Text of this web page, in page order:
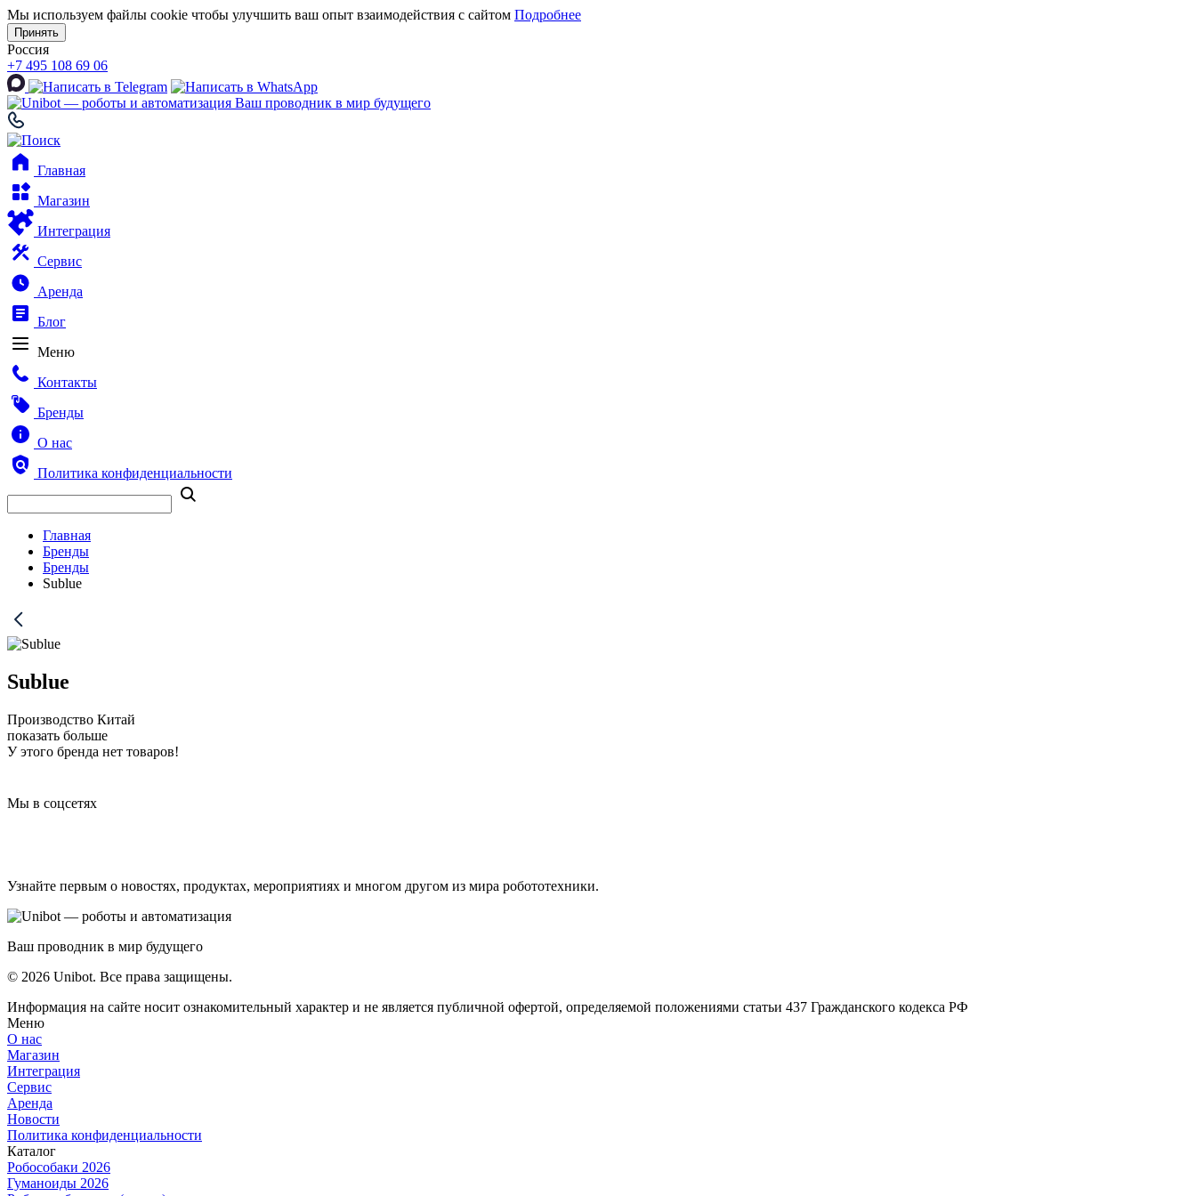
Мы используем файлы cookie чтобы улучшить ваш опыт взаимодействия с сайтом Подробнее
Принять
Россия
+7 495 108 69 06
Ваш проводник в мир будущего
Главная
Магазин
Интеграция
Сервис
Аренда
Блог
Меню
Контакты
Бренды
О нас
Политика конфиденциальности
Главная
Бренды
Бренды
Sublue
Sublue
Производство Китай
показать больше
У этого бренда нет товаров!
Мы в соцсетях
Узнайте первым о новостях, продуктах, мероприятиях и многом другом из мира робототехники.
Ваш проводник в мир будущего
© 2026 Unibot. Все права защищены.
Информация на сайте носит ознакомительный характер и не является публичной офертой, определяемой положениями статьи 437 Гражданского кодекса РФ
Меню
О нас
Магазин
Интеграция
Сервис
Аренда
Новости
Политика конфиденциальности
Каталог
Робособаки 2026
Гуманоиды 2026